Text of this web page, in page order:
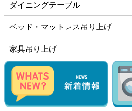
ダイニングテーブル
ベッド・マットレス吊り上げ
家具吊り上げ